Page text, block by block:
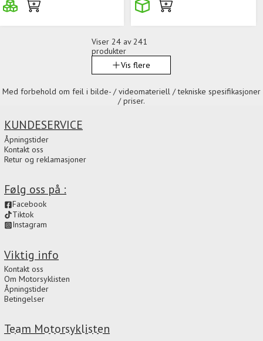
Viser24 av 241
produkter
Vis flere
Med forbehold om feil i bilde- / videomateriell / tekniske spesifikasjoner
/ priser.
Team Motorsyklisten
Viktig info
Kontakt oss
Om Motorsyklisten
Åpningstider
Betingelser
Følg oss på :
Facebook
Tiktok
Instagram
KUNDESERVICE
Åpningstider
Kontakt oss
Retur og reklamasjoner